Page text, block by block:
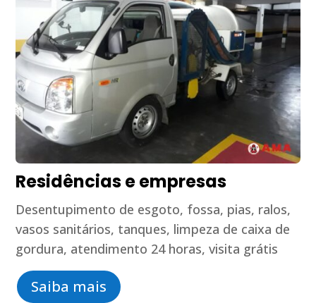
Residências e empresas
Desentupimento de esgoto, fossa, pias, ralos,
vasos sanitários, tanques, limpeza de caixa de
gordura, atendimento 24 horas, visita grátis
Saiba mais